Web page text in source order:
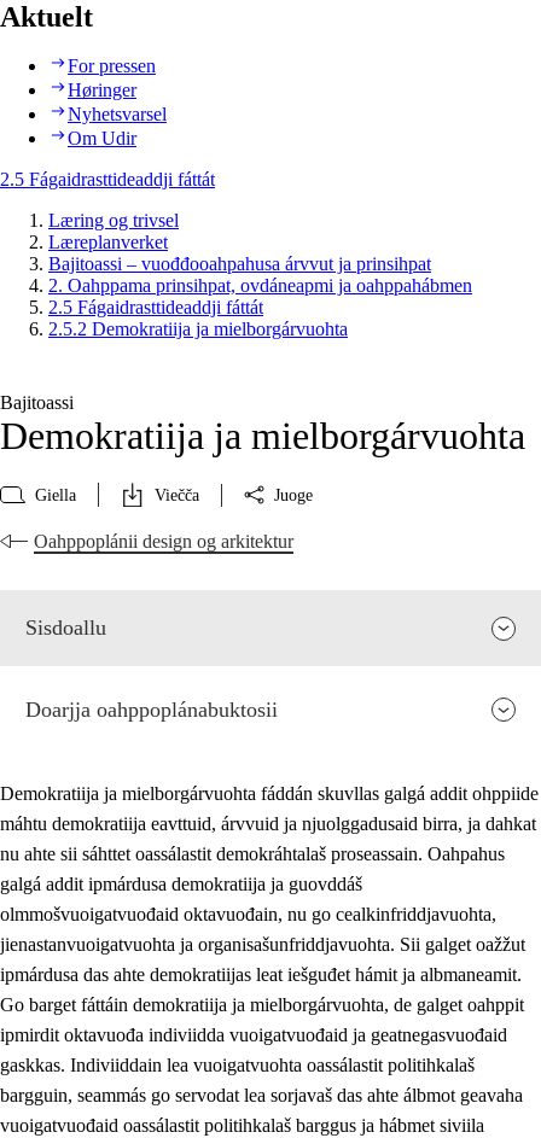
Aktuelt
For pressen
Høringer
Nyhetsvarsel
Om Udir
2.5 Fágaidrasttideaddji fáttát
Læring og trivsel
Læreplanverket
Bajitoassi – vuođđooahpahusa árvvut ja prinsihpat
2. Oahppama prinsihpat, ovdáneapmi ja oahppahábmen
2.5 Fágaidrasttideaddji fáttát
2.5.2 Demokratiija ja mielborgárvuohta
Bajitoassi
Demokratiija ja mielborgárvuohta
Giella Viečča Juoge
Oahppoplánii design og arkitektur
Sisdoallu
2. Oahppama prinsihpat, ovdáneapmi ja oahppahábmen
2.1 Sosiála oahppan ja ovdáneapmi
2.2 Gealbu fágain
Doarjja oahppoplánabuktosii
Demokratiija ja mielborgárvuohta fáddán skuvllas galgá addit ohppiide
máhtu demokratiija eavttuid, árvvuid ja njuolggadusaid birra, ja dahkat
nu ahte sii sáhttet oassálastit demokráhtalaš proseassain. Oahpahus
galgá addit ipmárdusa demokratiija ja guovddáš
olmmošvuoigatvuođaid oktavuođain, nu go cealkinfriddjavuohta,
jienastanvuoigatvuohta ja organisašunfriddjavuohta. Sii galget oažžut
ipmárdusa das ahte demokratiijas leat iešguđet hámit ja albmaneamit.
Go barget fáttáin demokratiija ja mielborgárvuohta, de galget oahppit
ipmirdit oktavuođa indiviidda vuoigatvuođaid ja geatnegasvuođaid
gaskkas. Indiviiddain lea vuoigatvuohta oassálastit politihkalaš
bargguin, seammás go servodat lea sorjavaš das ahte álbmot geavaha
vuoigatvuođaid oassálastit politihkalaš barggus ja hábmet siviila